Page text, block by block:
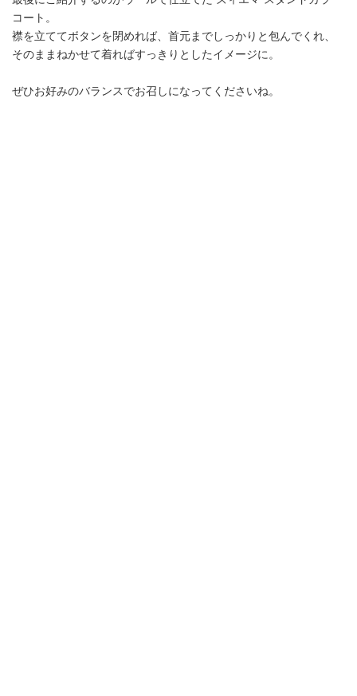
コート。
襟を立ててボタンを閉めれば、首元までしっかりと包んでくれ、
そのままねかせて着ればすっきりとしたイメージに。
ぜひお好みのバランスでお召しになってくださいね。